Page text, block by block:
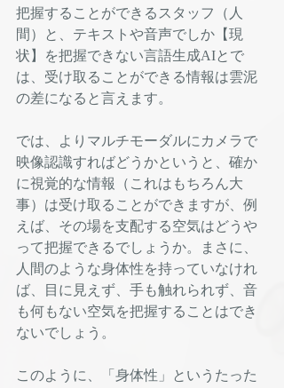
把握することができるスタッフ（人
間）と、テキストや音声でしか【現
状】を把握できない言語生成AIとで
は、受け取ることができる情報は雲泥
の差になると言えます。
では、よりマルチモーダルにカメラで
映像認識すればどうかというと、確か
に視覚的な情報（これはもちろん大
事）は受け取ることができますが、例
えば、その場を支配する空気はどうや
って把握できるでしょうか。まさに、
人間のような身体性を持っていなけれ
ば、目に見えず、手も触れられず、音
も何もない空気を把握することはでき
ないでしょう。
このように、「身体性」というたった